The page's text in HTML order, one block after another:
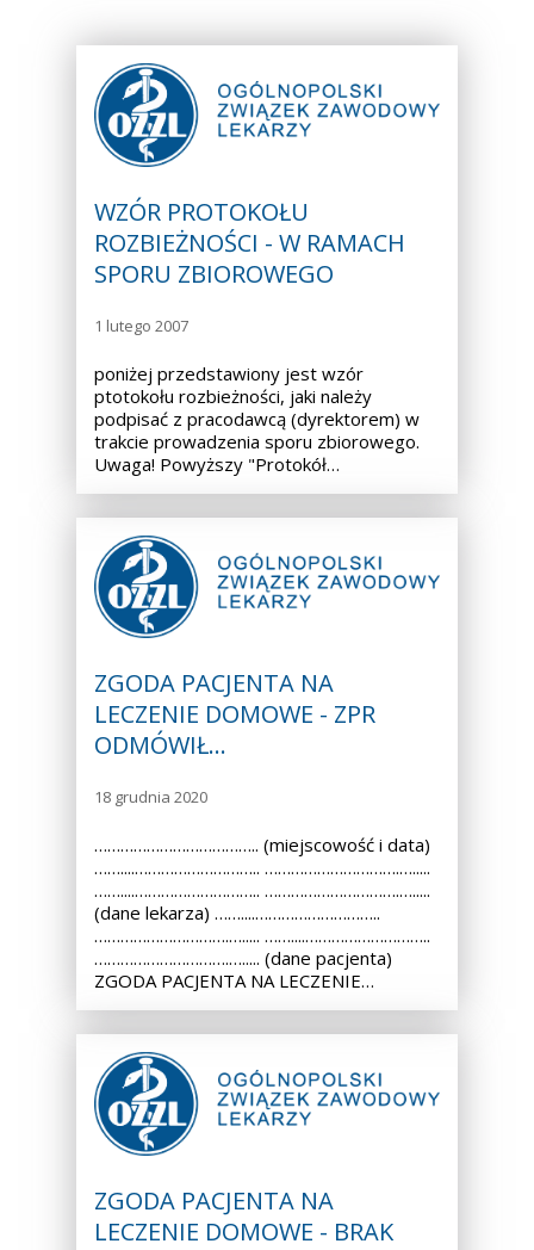
WZÓR PROTOKOŁU
ROZBIEŻNOŚCI - W RAMACH
SPORU ZBIOROWEGO
1 lutego 2007
poniżej przedstawiony jest wzór
ptotokołu rozbieżności, jaki należy
podpisać z pracodawcą (dyrektorem) w
trakcie prowadzenia sporu zbiorowego.
Uwaga! Powyższy "Protokół…
ZGODA PACJENTA NA
LECZENIE DOMOWE - ZPR
ODMÓWIŁ…
18 grudnia 2020
……………………………….. (miejscowość i data)
……....……………………….. ………………………….….....
……....……………………….. ………………………….….....
(dane lekarza) ……....………………………..
………………………….…..... ……....………………………..
………………………….…..... (dane pacjenta)
ZGODA PACJENTA NA LECZENIE…
ZGODA PACJENTA NA
LECZENIE DOMOWE - BRAK